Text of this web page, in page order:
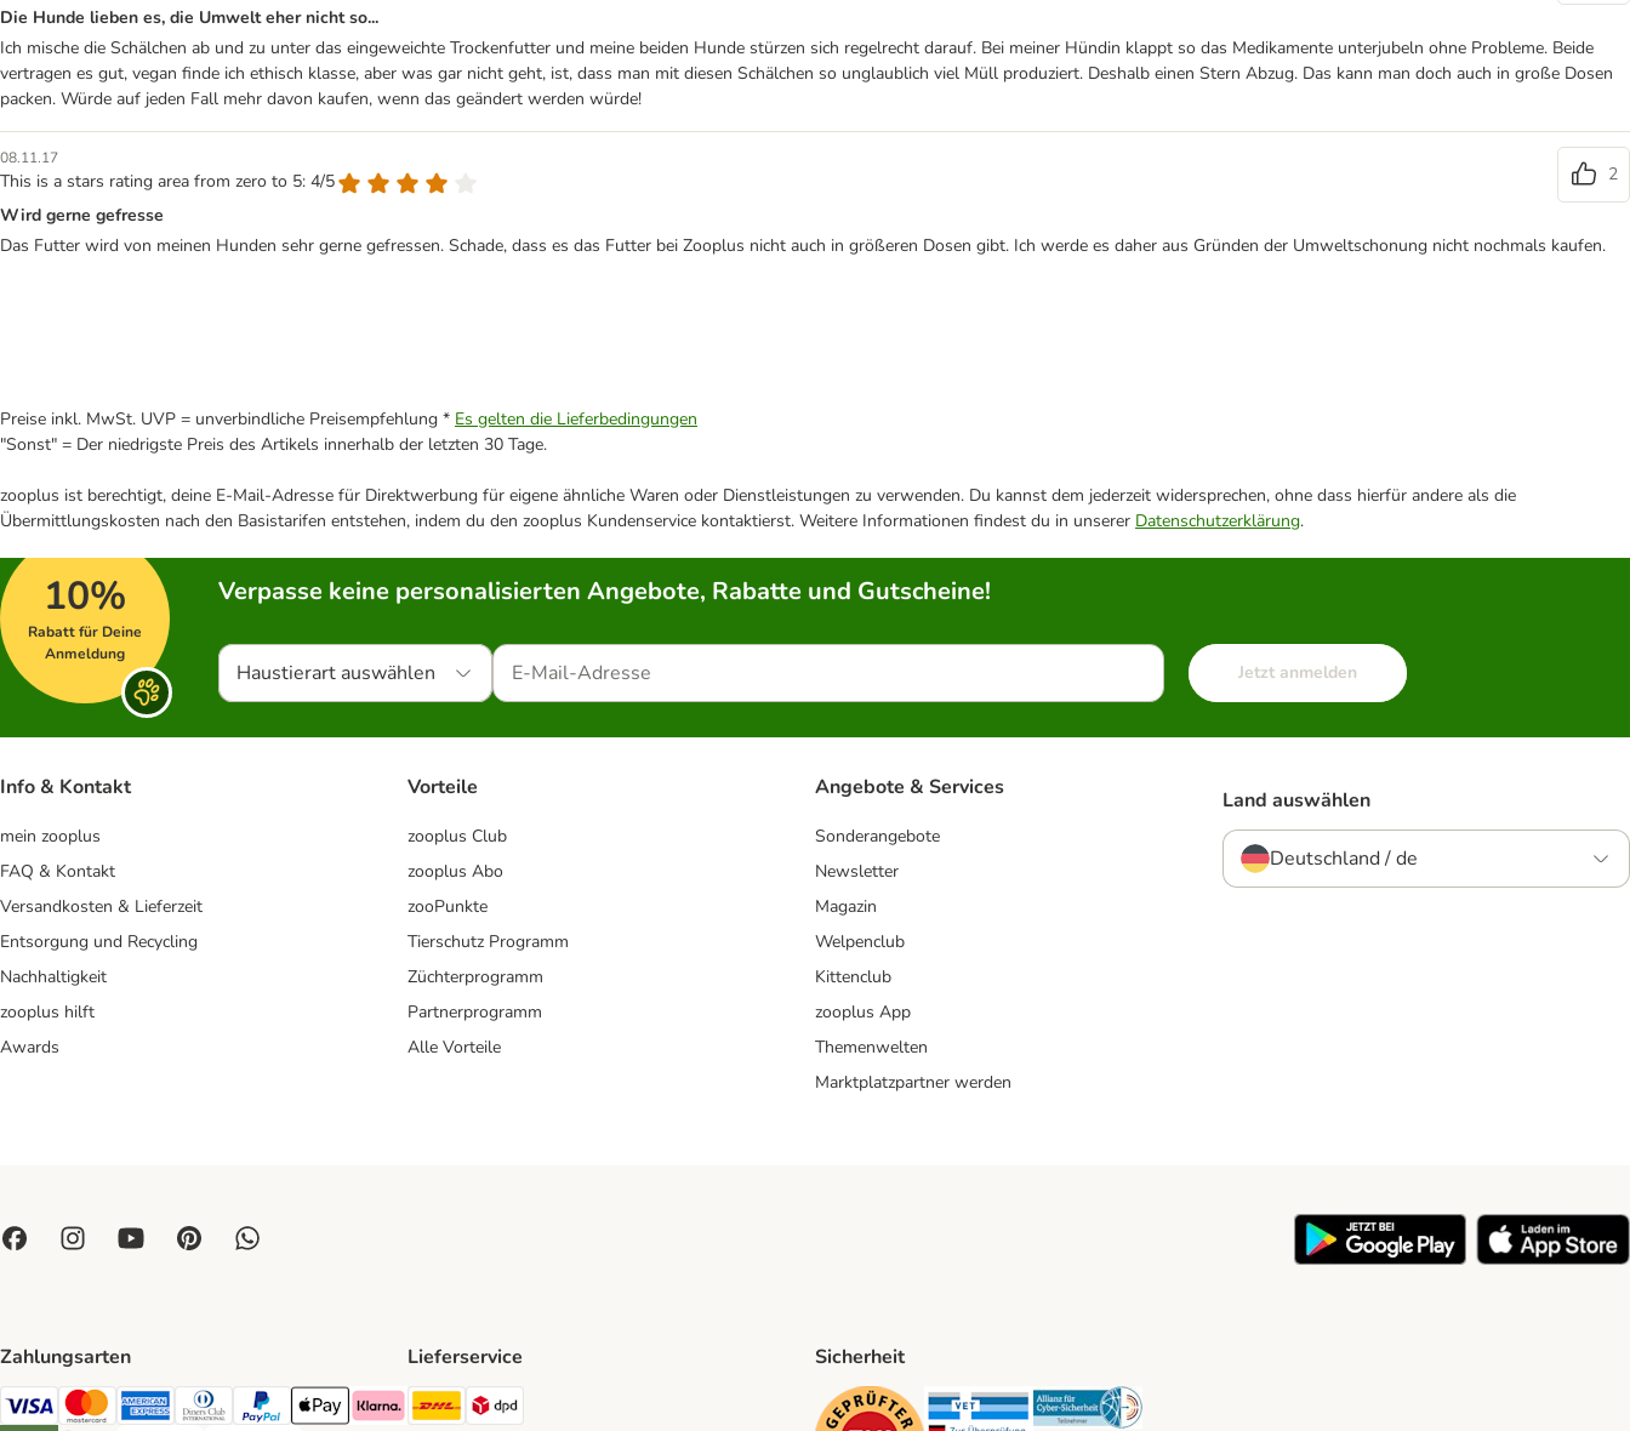
Die Hunde lieben es, die Umwelt eher nicht so...
Ich mische die Schälchen ab und zu unter das eingeweichte Trockenfutter und meine beiden Hunde stürzen sich regelrecht darauf. Bei meiner Hündin klappt so das Medikamente unterjubeln ohne Probleme. Beide
vertragen es gut, vegan finde ich ethisch klasse, aber was gar nicht geht, ist, dass man mit diesen Schälchen so unglaublich viel Müll produziert. Deshalb einen Stern Abzug. Das kann man doch auch in große Dosen
packen. Würde auf jeden Fall mehr davon kaufen, wenn das geändert werden würde!
08.11.17
This is a stars rating area from zero to 5: 4/5
2
Wird gerne gefresse
Das Futter wird von meinen Hunden sehr gerne gefressen. Schade, dass es das Futter bei Zooplus nicht auch in größeren Dosen gibt. Ich werde es daher aus Gründen der Umweltschonung nicht nochmals kaufen.
Preise inkl. MwSt. UVP = unverbindliche Preisempfehlung * Es gelten die Lieferbedingungen
"Sonst" = Der niedrigste Preis des Artikels innerhalb der letzten 30 Tage.
zooplus ist berechtigt, deine E-Mail-Adresse für Direktwerbung für eigene ähnliche Waren oder Dienstleistungen zu verwenden. Du kannst dem jederzeit widersprechen, ohne dass hierfür andere als die
Übermittlungskosten nach den Basistarifen entstehen, indem du den zooplus Kundenservice kontaktierst. Weitere Informationen findest du in unserer Datenschutzerklärung.
10%
Rabatt für Deine
Anmeldung
Verpasse keine personalisierten Angebote, Rabatte und Gutscheine!
Haustierart auswählen Jetzt anmelden
Info & Kontakt
mein zooplus
FAQ & Kontakt
Versandkosten & Lieferzeit
Entsorgung und Recycling
Nachhaltigkeit
zooplus hilft
Awards
Vorteile
zooplus Club
zooplus Abo
zooPunkte
Tierschutz Programm
Züchterprogramm
Partnerprogramm
Alle Vorteile
Angebote & Services
Sonderangebote
Newsletter
Magazin
Welpenclub
Kittenclub
zooplus App
Themenwelten
Marktplatzpartner werden
Land auswählen
Deutschland / de
Zahlungsarten
Visa Payment Method
Mastercard Payment Method
American Express Payment Method
Diners Club Payment Method
PayPal Payment Method
Apple Pay Payment Method
Klarna Payment Method
Lieferservice
DHL Shipping Method
Sicherheit
Security Security Security